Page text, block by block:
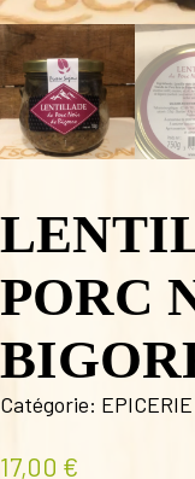
PORC
Catégorie:
17,00 €